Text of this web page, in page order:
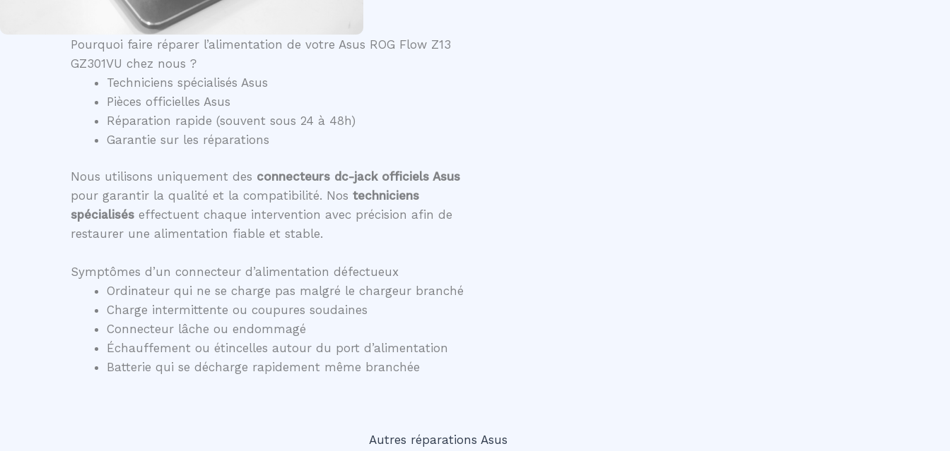
Pourquoi faire réparer l’alimentation de votre Asus ROG Flow Z13
GZ301VU chez nous ?
Techniciens spécialisés Asus
Pièces officielles Asus
Réparation rapide (souvent sous 24 à 48h)
Garantie sur les réparations
Nous utilisons uniquement des connecteurs dc-jack officiels Asus
pour garantir la qualité et la compatibilité. Nos techniciens
spécialisés effectuent chaque intervention avec précision afin de
restaurer une alimentation fiable et stable.
Symptômes d’un connecteur d’alimentation défectueux
Ordinateur qui ne se charge pas malgré le chargeur branché
Charge intermittente ou coupures soudaines
Connecteur lâche ou endommagé
Échauffement ou étincelles autour du port d’alimentation
Batterie qui se décharge rapidement même branchée
Autres réparations Asus